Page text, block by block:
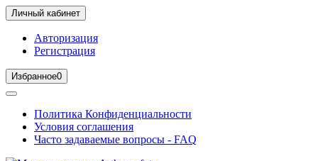
Личный кабинет
Авторизация
Регистрация
Избранное0
Политика Конфиденциальности
Условия соглашения
Часто задаваемые вопросы - FAQ